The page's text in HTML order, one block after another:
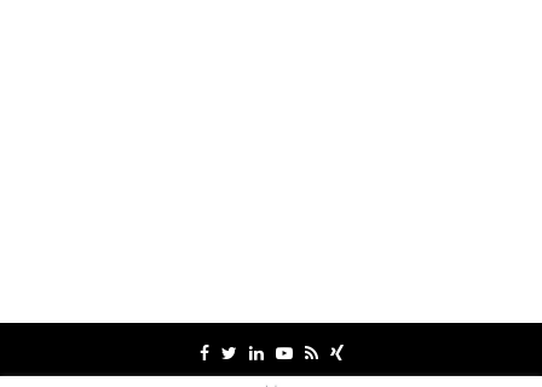
Facebook
TwitterLinkedinYoutube
RssXing